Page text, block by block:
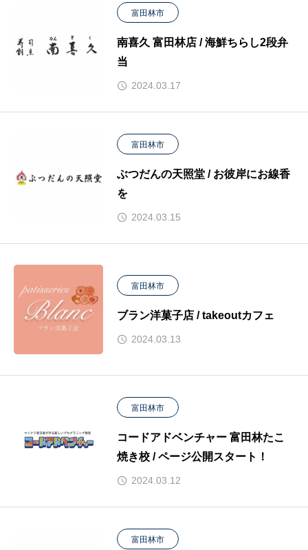
富田林市
南喜久 富田林店 / 海鮮ちらし2段弁
当
2024.03.17
富田林市
ぶつだんの天照堂 / お彼岸にお線香
を
2024.03.15
富田林市
ブラン洋菓子店 / takeoutカフェ
2024.03.13
富田林市
コードアドベンチャー 富田林たこ
焼き校 / ページ公開スタート！
2024.03.12
富田林市